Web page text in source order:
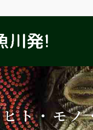
ト・モノ